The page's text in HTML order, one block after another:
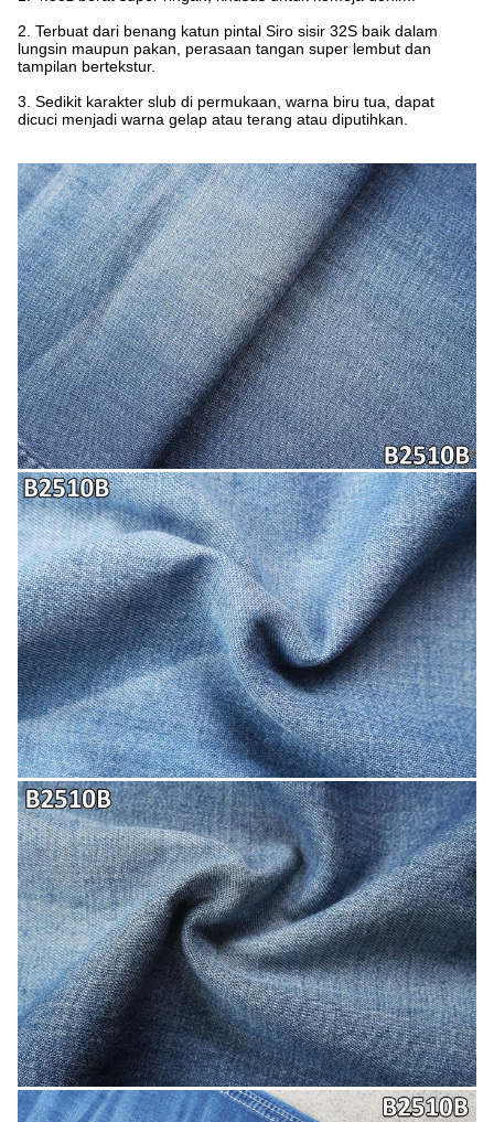
2. Terbuat dari benang katun pintal Siro sisir 32S baik dalam
lungsin maupun pakan, perasaan tangan super lembut dan
tampilan bertekstur.
3. Sedikit karakter slub di permukaan, warna biru tua, dapat
dicuci menjadi warna gelap atau terang atau diputihkan.